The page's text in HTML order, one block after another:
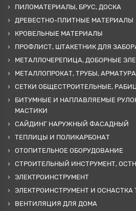
ПИЛОМАТЕРИАЛЫ, БРУС, ДОСКА
ДРЕВЕСТНО-ПЛИТНЫЕ МАТЕРИАЛЫ
КРОВЕЛЬНЫЕ МАТЕРИАЛЫ
ПРОФЛИСТ, ШТАКЕТНИК ДЛЯ
МЕТАЛЛОЧЕРЕПИЦА, ДОБОРНЫЕ
МЕТАЛЛОПРОКАТ, ТРУБЫ,
СЕТКИ ОБЩЕСТРОИТЕЛЬНЫЕ,
БИТУМНЫЕ И НАПЛАВЛЯЕМЫЕ
МАСТИКИ
САЙДИНГ НАРУЖНЫЙ ФАСАДНЫЙ
ТЕПЛИЦЫ И ПОЛИКАРБОНАТ
ОТОПИТЕЛЬНОЕ ОБОРУДОВАНИЕ
СТРОИТЕЛЬНЫЙ ИНСТРУМЕНТ,
ЭЛЕКТРОИНСТРУМЕНТ
ЭЛЕКТРОИНСТРУМЕНТ И ОСНАСТКА
ВЕНТИЛЯЦИЯ ДЛЯ ДОМА